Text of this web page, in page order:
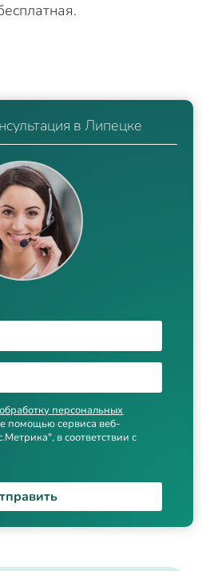
в Липецке
обработку персональных
помощью сервиса веб-
в соответствии с